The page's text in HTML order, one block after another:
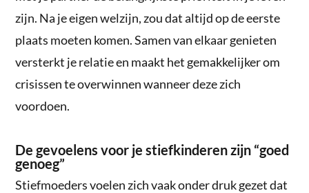
zijn. Na je eigen welzijn, zou dat altijd op de eerste
plaats moeten komen. Samen van elkaar genieten
versterkt je relatie en maakt het gemakkelijker om
crisissen te overwinnen wanneer deze zich
voordoen.
De gevoelens voor je stiefkinderen zijn “goed
genoeg”
Stiefmoeders voelen zich vaak onder druk gezet dat